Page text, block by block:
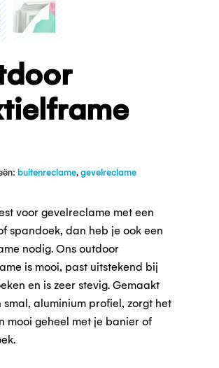
buitenreclame, gevelreclame
voor gevelreclame met een
spandoek, dan heb je ook een
nodig. Ons outdoor
is mooi, past uitstekend bij
en is zeer stevig. Gemaakt
smal, aluminium profiel, zorgt het
mooi geheel met je banier of